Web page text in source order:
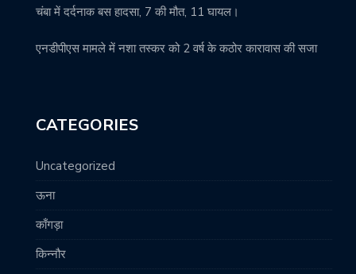
चंबा में दर्दनाक बस हादसा, 7 की मौत, 11 घायल।
एनडीपीएस मामले में नशा तस्कर को 2 वर्ष के कठोर कारावास की सजा
CATEGORIES
Uncategorized
ऊना
काँगड़ा
किन्नौर